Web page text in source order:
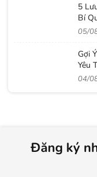
5
Bí
Lâu
05/
Gợi
Yêu
04/
Đăng ký